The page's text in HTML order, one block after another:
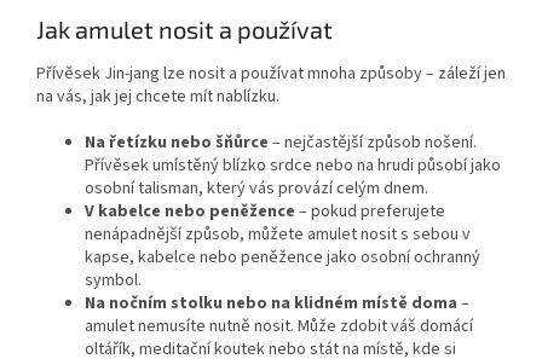
Jak amulet nosit a používat
Přívěsek Jin-jang lze nosit a používat mnoha způsoby – záleží jen
na vás, jak jej chcete mít nablízku.
Na řetízku nebo šňůrce – nejčastější způsob nošení.
Přívěsek umístěný blízko srdce nebo na hrudi působí jako
osobní talisman, který vás provází celým dnem.
V kabelce nebo peněžence – pokud preferujete
nenápadnější způsob, můžete amulet nosit s sebou v
kapse, kabelce nebo peněžence jako osobní ochranný
symbol.
Na nočním stolku nebo na klidném místě doma –
amulet nemusíte nutně nosit. Může zdobit váš domácí
oltářík, meditační koutek nebo stát na místě, kde si